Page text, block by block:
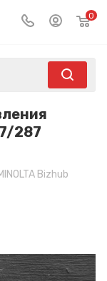
0
287
Bizhub